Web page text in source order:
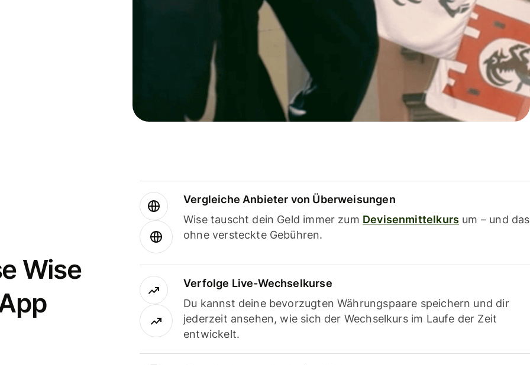
Wise
Vergleiche Anbieter von Überweisungen
Wise tauscht dein Geld immer zum Devisenmittelkurs um – und das
ohne versteckte Gebühren.
Verfolge Live-Wechselkurse
Du kannst deine bevorzugten Währungspaare speichern und dir
jederzeit ansehen, wie sich der Wechselkurs im Laufe der Zeit
entwickelt.